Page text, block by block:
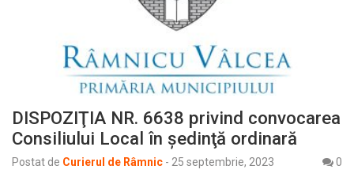
DISPOZIŢIA NR. 6638 privind convocarea
Consiliului Local în şedinţă ordinară
Postat de Curierul de Râmnic - 25 septembrie, 2023
0